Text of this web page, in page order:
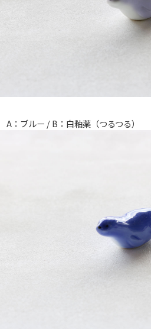
A：ブルー / B：白釉薬（つるつる）